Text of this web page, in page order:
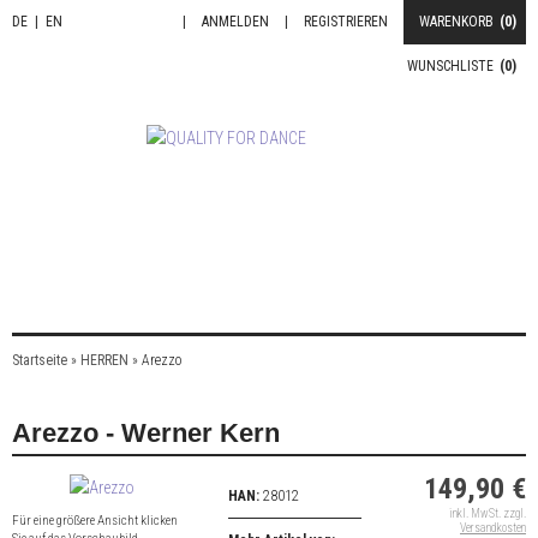
DE EN WARENKORB (0)
REGISTRIEREN
ANMELDEN
WUNSCHLISTE (0)
Startseite » HERREN » Arezzo
Arezzo - Werner Kern
Für eine größere Ansicht klicken
HAN:28012 149,90 €
inkl. MwSt. zzgl.
Versandkosten